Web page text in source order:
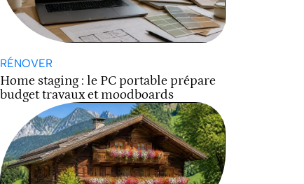
RÉNOVER
Home staging : le PC portable prépare
budget travaux et moodboards